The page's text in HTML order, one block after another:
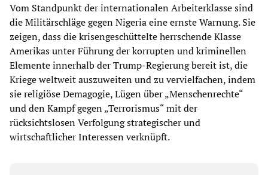
Vom Standpunkt der internationalen Arbeiterklasse sind
die Militärschläge gegen Nigeria eine ernste Warnung. Sie
zeigen, dass die krisengeschüttelte herrschende Klasse
Amerikas unter Führung der korrupten und kriminellen
Elemente innerhalb der Trump-Regierung bereit ist, die
Kriege weltweit auszuweiten und zu vervielfachen, indem
sie religiöse Demagogie, Lügen über „Menschenrechte“
und den Kampf gegen „Terrorismus“ mit der
rücksichtslosen Verfolgung strategischer und
wirtschaftlicher Interessen verknüpft.